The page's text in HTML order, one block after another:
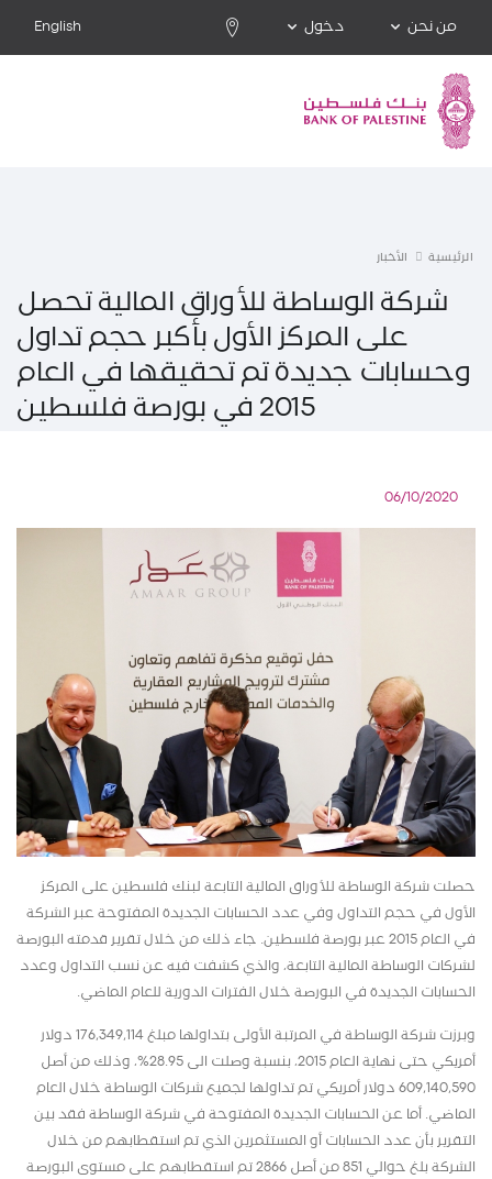
من نحن دخول English
الرئيسية الأخبار
شركة الوساطة للأوراق المالية تحصل
على المركز الأول بأكبر حجم تداول
وحسابات جديدة تم تحقيقها في العام
2015 في بورصة فلسطين
06/10/2020
حصلت شركة الوساطة للأوراق المالية التابعة لبنك فلسطين على المركز
الأول في حجم التداول وفي عدد الحسابات الجديدة المفتوحة عبر الشركة
في العام 2015 عبر بورصة فلسطين. جاء ذلك من خلال تقرير قدمته البورصة
لشركات الوساطة المالية التابعة، والذي كشفت فيه عن نسب التداول وعدد
الحسابات الجديدة في البورصة خلال الفترات الدورية للعام الماضي.
وبرزت شركة الوساطة في المرتبة الأولى بتداولها مبلغ 176,349,114 دولار
أمريكي حتى نهاية العام 2015، بنسبة وصلت الى 28.95%، وذلك من أصل
609,140,590 دولار أمريكي تم تداولها لجميع شركات الوساطة خلال العام
الماضي. أما عن الحسابات الجديدة المفتوحة في شركة الوساطة فقد بين
التقرير بأن عدد الحسابات أو المستثمرين الذي تم استقطابهم من خلال
الشركة بلغ حوالي 851 من أصل 2866 تم استقطابهم على مستوى البورصة